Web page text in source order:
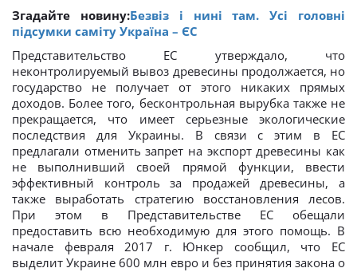
Згадайте новину:Безвіз і нині там. Усі головні
підсумки саміту Україна – ЄС
Представительство ЕС утверждало, что
неконтролируемый вывоз древесины продолжается, но
государство не получает от этого никаких прямых
доходов. Более того, бесконтрольная вырубка также не
прекращается, что имеет серьезные экологические
последствия для Украины. В связи с этим в ЕС
предлагали отменить запрет на экспорт древесины как
не выполнивший своей прямой функции, ввести
эффективный контроль за продажей древесины, а
также выработать стратегию восстановления лесов.
При этом в Представительстве ЕС обещали
предоставить всю необходимую для этого помощь. В
начале февраля 2017 г. Юнкер сообщил, что ЕС
выделит Украине 600 млн евро и без принятия закона о